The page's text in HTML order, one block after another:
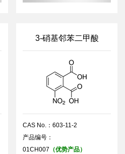
3-硝基邻苯二甲酸
CAS No.：603-11-2
产品编号：
01CH007 （优势产品）